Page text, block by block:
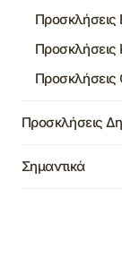
Προσκλήσεις
Προσκλήσεις
Προσκλήσεις
Προσκλήσεις
Σημαντικά